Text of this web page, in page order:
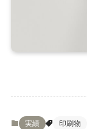
実績 印刷物